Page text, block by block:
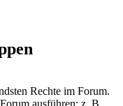
Rechte im Forum.